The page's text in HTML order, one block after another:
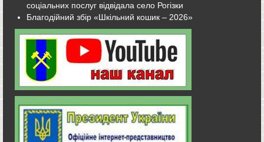
соціальних послуг відвідала село Рогізки
Благодійний збір «Шкільний кошик – 2026»